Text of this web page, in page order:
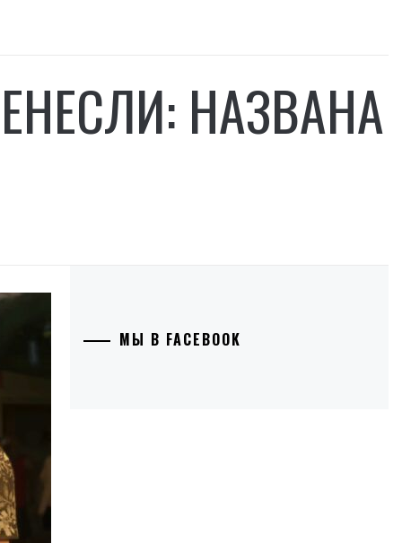
НАЗВАНА
МЫ В FACEBOOK